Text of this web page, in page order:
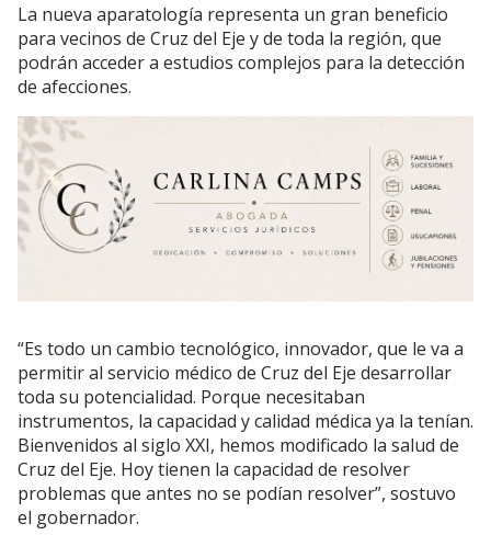
La nueva aparatología representa un gran beneficio
para vecinos de Cruz del Eje y de toda la región, que
podrán acceder a estudios complejos para la detección
de afecciones.
“Es todo un cambio tecnológico, innovador, que le va a
permitir al servicio médico de Cruz del Eje desarrollar
toda su potencialidad. Porque necesitaban
instrumentos, la capacidad y calidad médica ya la tenían.
Bienvenidos al siglo XXI, hemos modificado la salud de
Cruz del Eje. Hoy tienen la capacidad de resolver
problemas que antes no se podían resolver”, sostuvo
el gobernador.